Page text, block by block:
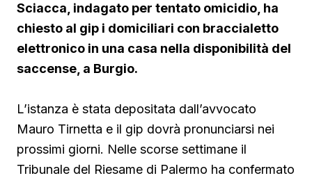
Sciacca, indagato per tentato omicidio, ha
chiesto al gip i domiciliari con braccialetto
elettronico in una casa nella disponibilità del
saccense, a Burgio.
L’istanza è stata depositata dall’avvocato
Mauro Tirnetta e il gip dovrà pronunciarsi nei
prossimi giorni. Nelle scorse settimane il
Tribunale del Riesame di Palermo ha confermato